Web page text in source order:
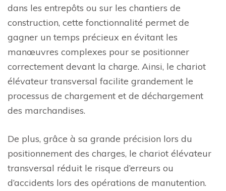
dans les entrepôts ou sur les chantiers de
construction, cette fonctionnalité permet de
gagner un temps précieux en évitant les
manœuvres complexes pour se positionner
correctement devant la charge. Ainsi, le chariot
élévateur transversal facilite grandement le
processus de chargement et de déchargement
des marchandises.
De plus, grâce à sa grande précision lors du
positionnement des charges, le chariot élévateur
transversal réduit le risque d’erreurs ou
d’accidents lors des opérations de manutention.